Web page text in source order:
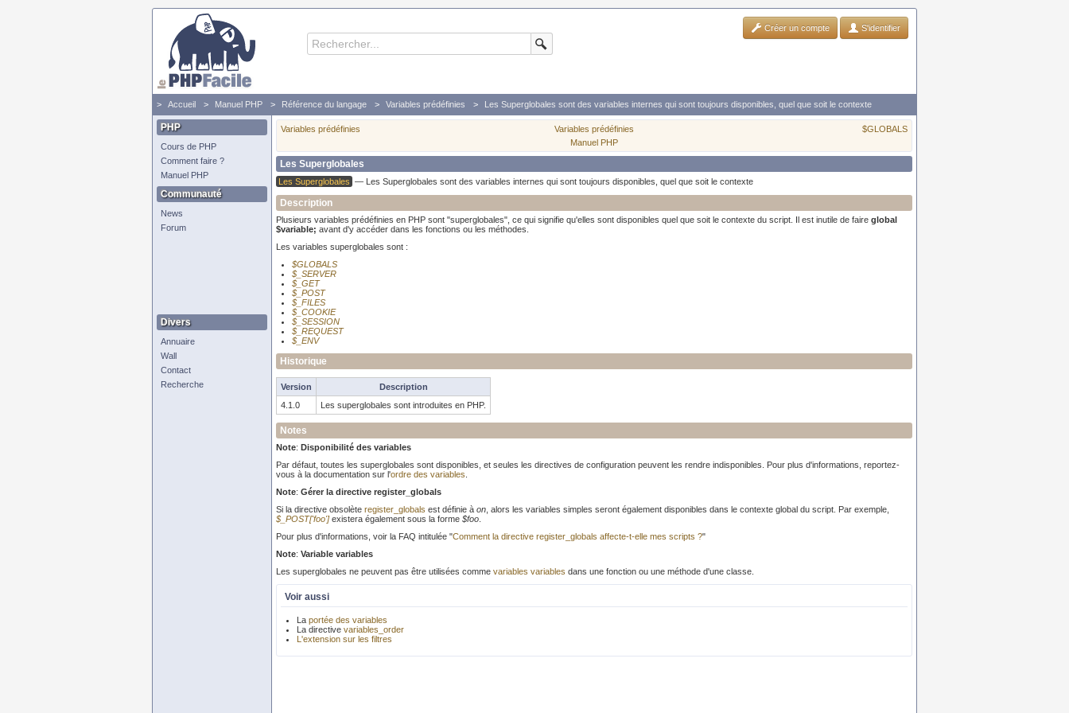
Créer un compte S'identifier
Accueil Manuel PHP Référence du langage Variables prédéfinies Les Superglobales sont des variables internes qui sont toujours disponibles, quel que soit le contexte
PHP
Cours de PHP
Comment faire ?
Manuel PHP
Communauté
News
Forum
Divers
Annuaire
Wall
Contact
Recherche
Variables prédéfinies Variables prédéfinies
$GLOBALS
Manuel PHP
Les Superglobales
Les Superglobales — Les Superglobales sont des variables internes qui sont toujours disponibles, quel que soit le contexte
Description
Plusieurs variables prédéfinies en PHP sont "superglobales", ce qui signifie qu'elles sont disponibles quel que soit le contexte du script. Il est inutile de faire global
$variable; avant d'y accéder dans les fonctions ou les méthodes.
Les variables superglobales sont :
$GLOBALS
$_SERVER
$_GET
$_POST
$_FILES
$_COOKIE
$_SESSION
$_REQUEST
$_ENV
Historique
Version
Description
4.1.0
Les superglobales sont introduites en PHP.
Notes
Note: Disponibilité des variables
Par défaut, toutes les superglobales sont disponibles, et seules les directives de configuration peuvent les rendre indisponibles. Pour plus d'informations, reportez-
vous à la documentation sur l'ordre des variables
Note: Gérer la directive register_globals
Si la directive obsolète register_globals est définie à on , alors les variables simples seront également disponibles dans le contexte global du script. Par exemple,
$_POST['foo']existera également sous la forme $foo
Pour plus d'informations, voir la FAQ intitulée "Comment la directive register_globals affecte-t-elle mes scripts ?"
Note: Variable variables
Les superglobales ne peuvent pas être utilisées comme variables variables dans une fonction ou une méthode d'une classe.
Voir aussi
La portée des variables
La directive variables_order
L'extension sur les filtres